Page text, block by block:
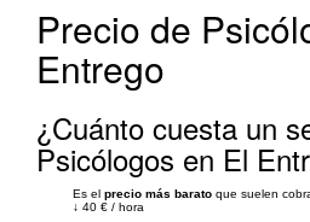
Precio de
Entrego
¿Cuánto cuesta un
Psicólogos en El
Es el precio más barato que suelen
↓ 40 € / hora